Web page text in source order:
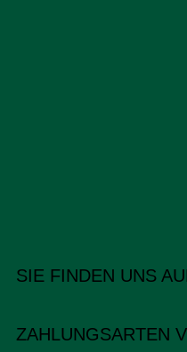
SIE FINDEN UNS
ZAHLUNGSARTEN